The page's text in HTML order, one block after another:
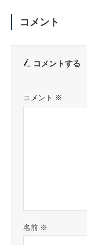
コメント
コメントする
コメント ※
名前 ※